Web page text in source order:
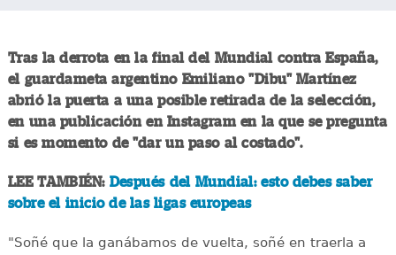
Tras la derrota en la final del Mundial contra España,
el guardameta argentino Emiliano "Dibu" Martínez
abrió la puerta a una posible retirada de la selección,
en una publicación en Instagram en la que se pregunta
si es momento de "dar un paso al costado".
LEE TAMBIÉN: Después del Mundial: esto debes saber
sobre el inicio de las ligas europeas
"Soñé que la ganábamos de vuelta, soñé en traerla a